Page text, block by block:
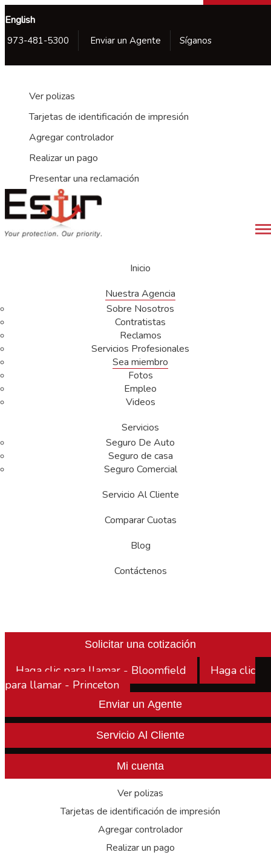
English
973-481-5300 Enviar un Agente Síganos
Ver polizas
Tarjetas de identificación de impresión
Agregar controlador
Realizar un pago
Presentar una reclamación
Inicio
Nuestra Agencia
Sobre Nosotros
Contratistas
Reclamos
Servicios Profesionales
Sea miembro
Fotos
Empleo
Videos
Servicios
Seguro De Auto
Seguro de casa
Seguro Comercial
Servicio Al Cliente
Comparar Cuotas
Blog
Contáctenos
Solicitar una cotización
Haga clic para llamar - Bloomfield
Haga clic
para llamar - Princeton
Enviar un Agente
Servicio Al Cliente
Mi cuenta
Ver polizas
Tarjetas de identificación de impresión
Agregar controlador
Realizar un pago